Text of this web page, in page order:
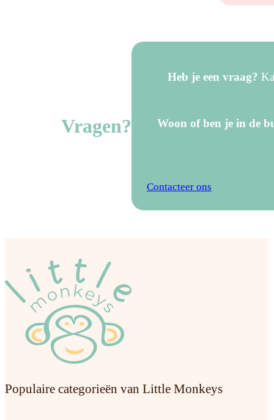
Vragen?
Heb je een vraag?
Woon of ben je in de
Contacteer ons
Populaire categorieën van Little Monkeys